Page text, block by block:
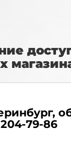
,
79-86